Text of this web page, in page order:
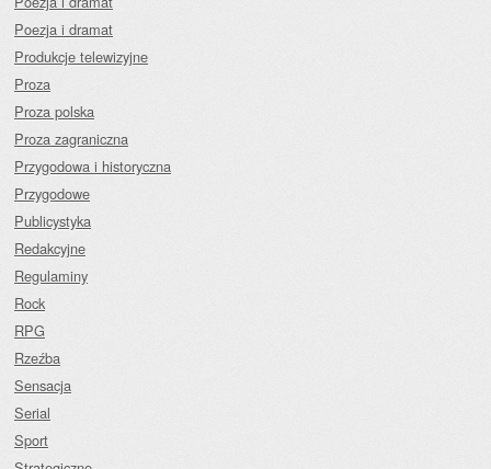
Poezja i dramat
Produkcje telewizyjne
Proza
Proza polska
Proza zagraniczna
Przygodowa i historyczna
Przygodowe
Publicystyka
Redakcyjne
Regulaminy
Rock
RPG
Rzeźba
Sensacja
Serial
Sport